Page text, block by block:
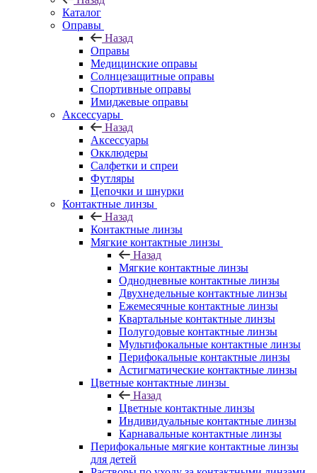
Каталог
Оправы
Назад
Оправы
Медицинские оправы
Солнцезащитные оправы
Спортивные оправы
Имиджевые оправы
Аксессуары
Назад
Аксессуары
Окклюдеры
Салфетки и спреи
Футляры
Цепочки и шнурки
Контактные линзы
Назад
Контактные линзы
Мягкие контактные линзы
Назад
Мягкие контактные линзы
Однодневные контактные линзы
Двухнедельные контактные линзы
Ежемесячные контактные линзы
Квартальные контактные линзы
Полугодовые контактные линзы
Мультифокальные контактные линзы
Перифокальные контактные линзы
Астигматические контактные линзы
Цветные контактные линзы
Назад
Цветные контактные линзы
Индивидуальные контактные линзы
Карнавальные контактные линзы
Перифокальные мягкие контактные линзы
для детей